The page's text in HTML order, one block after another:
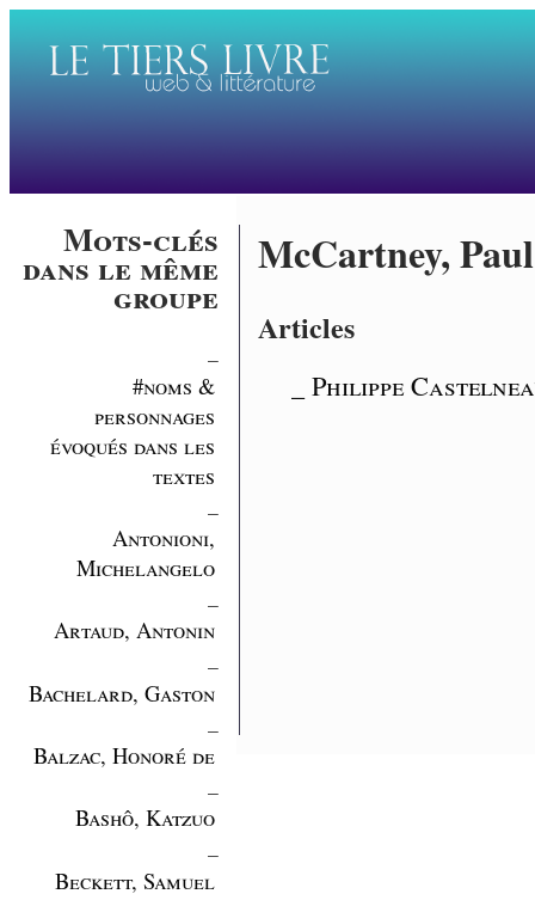
Mots-clés
dans le même
groupe
#noms &
personnages
évoqués dans les
textes
Antonioni,
Michelangelo
Artaud, Antonin
Bachelard, Gaston
Balzac, Honoré de
Bashô, Katzuo
Beckett, Samuel
McCartney, Paul
Articles
_ Philippe